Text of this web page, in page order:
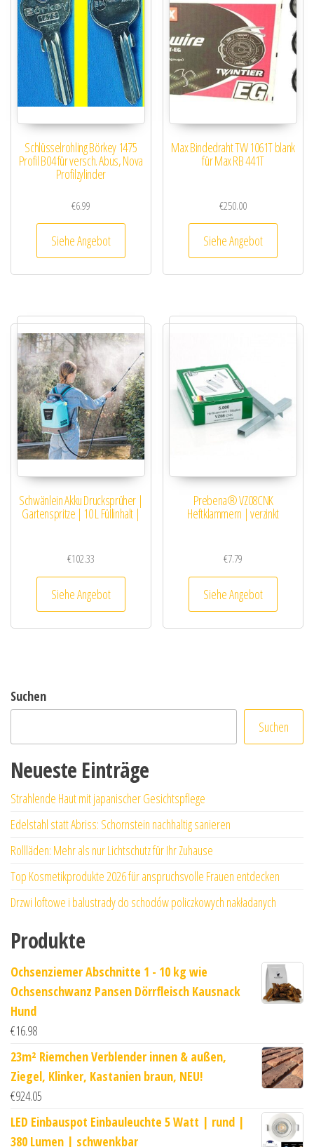
Schlüsselrohling Börkey 1475
Profil B04 für versch. Abus, Nova
Profilzylinder
€6.99
Siehe Angebot
Max Bindedraht TW 1061T blank
für Max RB 441T
€250.00
Siehe Angebot
Schwänlein Akku Drucksprüher |
Gartenspritze | 10 L Füllinhalt |
€102.33
Siehe Angebot
Prebena® VZ08CNK
Heftklammern | verzinkt
€7.79
Siehe Angebot
Suchen
Suchen
Neueste Einträge
Strahlende Haut mit japanischer Gesichtspflege
Edelstahl statt Abriss: Schornstein nachhaltig sanieren
Rollläden: Mehr als nur Lichtschutz für Ihr Zuhause
Top Kosmetikprodukte 2026 für anspruchsvolle Frauen entdecken
Drzwi loftowe i balustrady do schodów policzkowych nakładanych
Produkte
Ochsenziemer Abschnitte 1 - 10 kg wie
Ochsenschwanz Pansen Dörrfleisch Kausnack
Hund
€16.98
23m² Riemchen Verblender innen & außen,
Ziegel, Klinker, Kastanien braun, NEU!
€924.05
LED Einbauspot Einbauleuchte 5 Watt | rund |
380 Lumen | schwenkbar